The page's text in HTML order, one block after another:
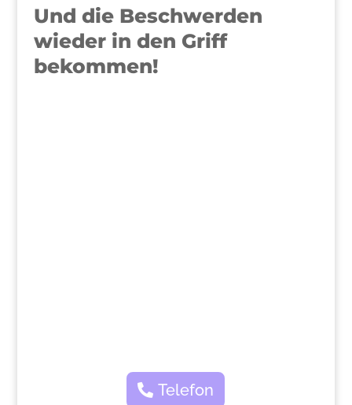
Und die Beschwerden
wieder in den Griff
bekommen!
Telefon